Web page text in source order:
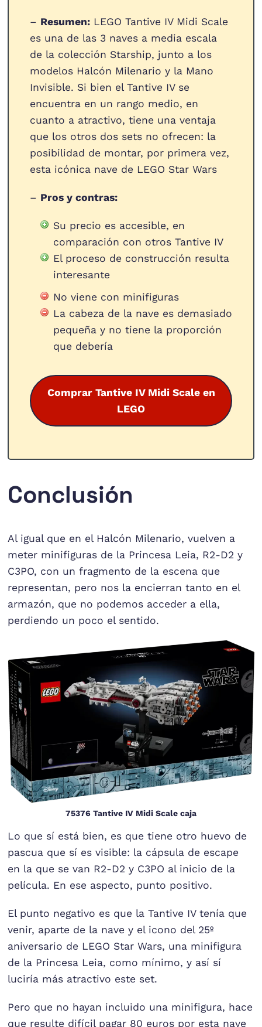
– Resumen:LEGO Tantive IV Midi Scale
es una de las 3 naves a media escala
de la colección Starship, junto a los
modelos Halcón Milenario y la Mano
Invisible. Si bien el Tantive IV se
encuentra en un rango medio, en
cuanto a atractivo, tiene una ventaja
que los otros dos sets no ofrecen: la
posibilidad de montar, por primera vez,
esta icónica nave de LEGO Star Wars
– Pros y contras:
Su precio es accesible, en
comparación con otros Tantive IV
El proceso de construcción resulta
interesante
No viene con minifiguras
La cabeza de la nave es demasiado
pequeña y no tiene la proporción
que debería
Comprar Tantive IV Midi Scale en
LEGO
Conclusión
Al igual que en el Halcón Milenario, vuelven a
meter minifiguras de la Princesa Leia, R2-D2 y
C3PO, con un fragmento de la escena que
representan, pero nos la encierran tanto en el
armazón, que no podemos acceder a ella,
perdiendo un poco el sentido.
75376 Tantive IV Midi Scale caja
Lo que sí está bien, es que tiene otro huevo de
pascua que sí es visible: la cápsula de escape
en la que se van R2-D2 y C3PO al inicio de la
película. En ese aspecto, punto positivo.
El punto negativo es que la Tantive IV tenía que
venir, aparte de la nave y el icono del 25º
aniversario de LEGO Star Wars, una minifigura
de la Princesa Leia, como mínimo, y así sí
luciría más atractivo este set.
Pero que no hayan incluido una minifigura, hace
que resulte difícil pagar 80 euros por esta nave